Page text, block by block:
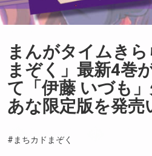
まんがタイムき
まぞく」最新4巻
て「伊藤 いづも
あな限定版を発売
#まちカドまぞく